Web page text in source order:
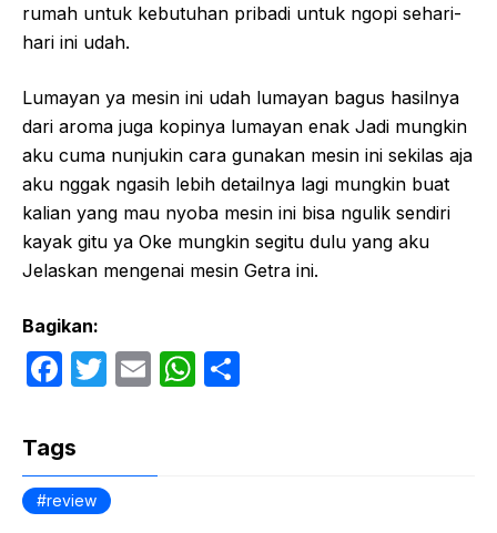
rumah untuk kebutuhan pribadi untuk ngopi sehari-
hari ini udah.
Lumayan ya mesin ini udah lumayan bagus hasilnya
dari aroma juga kopinya lumayan enak Jadi mungkin
aku cuma nunjukin cara gunakan mesin ini sekilas aja
aku nggak ngasih lebih detailnya lagi mungkin buat
kalian yang mau nyoba mesin ini bisa ngulik sendiri
kayak gitu ya Oke mungkin segitu dulu yang aku
Jelaskan mengenai mesin Getra ini.
Bagikan:
F
c
e
b
T
er
E
W
Tags
review